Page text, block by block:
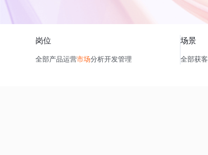
岗位
全部产品运营市场分析开发管理
场景
全部获客